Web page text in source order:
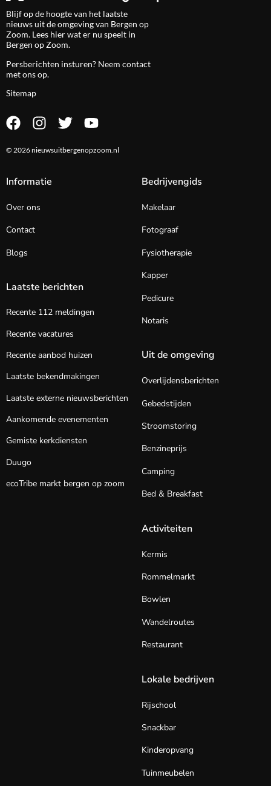
Blijf op de hoogte van het laatste
nieuws uit de omgeving van Bergen op
Zoom. Lees hier wat er nu speelt in
Bergen op Zoom.
Persberichten insturen? Neem contact
met ons op.
Sitemap
© 2026 nieuwsuitbergenopzoom.nl
Informatie
Over ons
Contact
Blogs
Laatste berichten
Recente 112 meldingen
Recente vacatures
Recente aanbod huizen
Laatste bekendmakingen
Laatste externe nieuwsberichten
Aankomende evenementen
Gemiste kerkdiensten
Duugo
ecoTribe markt bergen op zoom
Bedrijvengids
Makelaar
Fotograaf
Fysiotherapie
Kapper
Pedicure
Notaris
Uit de omgeving
Overlijdensberichten
Gebedstijden
Stroomstoring
Benzineprijs
Camping
Bed & Breakfast
Activiteiten
Kermis
Rommelmarkt
Bowlen
Wandelroutes
Restaurant
Lokale bedrijven
Rijschool
Snackbar
Kinderopvang
Tuinmeubelen